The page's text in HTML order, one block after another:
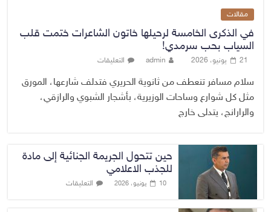
مقالات
في الذكرى الخامسة لرحيلها خاتون الشاعرات ختمت قلب
السياب بحب سرمدي!
21 يونيو، 2026 admin التعليقات
سلام مسافر تنعطف من ثانوية الحريري فتدلف شارعها، المورق
مثل كل شوارع وساحات الوزيرية، بأشجار الشبوي والرازقي،
والرارانج، يتدلى خارج
حين تتحول الجريمة الجنائية إلى مادة
للجذب الاعلامي
10 يونيو، 2026 التعليقات